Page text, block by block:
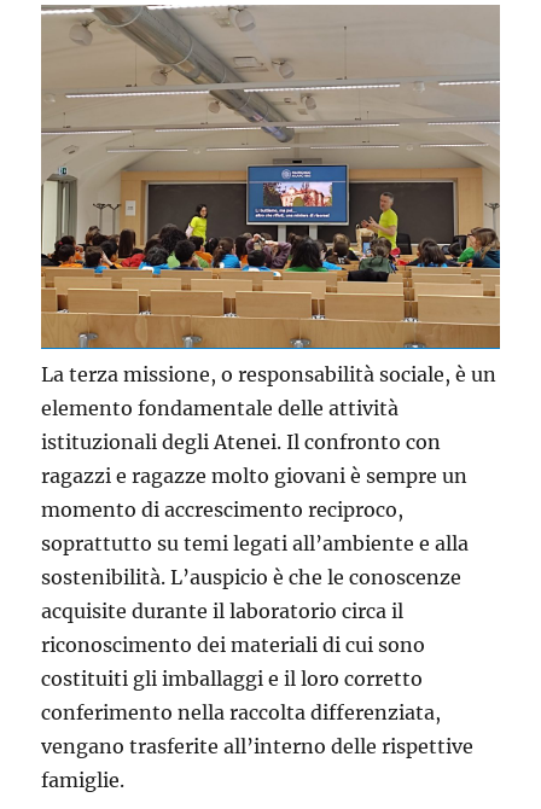
La terza missione, o responsabilità sociale, è un
elemento fondamentale delle attività
istituzionali degli Atenei. Il confronto con
ragazzi e ragazze molto giovani è sempre un
momento di accrescimento reciproco,
soprattutto su temi legati all’ambiente e alla
sostenibilità. L’auspicio è che le conoscenze
acquisite durante il laboratorio circa il
riconoscimento dei materiali di cui sono
costituiti gli imballaggi e il loro corretto
conferimento nella raccolta differenziata,
vengano trasferite all’interno delle rispettive
famiglie.